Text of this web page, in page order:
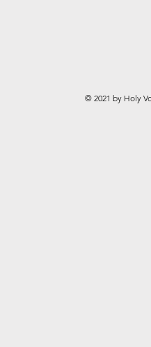
© 2021 by Holy